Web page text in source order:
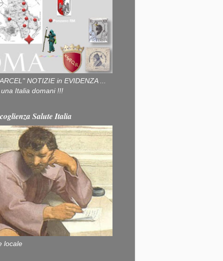
NOTIZIE in EVIDENZA ...
Italia domani !!!
Salute Italia
locale